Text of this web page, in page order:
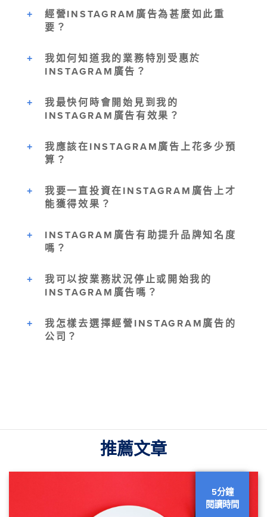
經營INSTAGRAM廣告為甚麼如此重
要？
我如何知道我的業務特別受惠於
INSTAGRAM廣告？
我最快何時會開始見到我的
INSTAGRAM廣告有效果？
我應該在INSTAGRAM廣告上花多少預
算？
我要一直投資在INSTAGRAM廣告上才
能獲得效果？
INSTAGRAM廣告有助提升品牌知名度
嗎？
我可以按業務狀況停止或開始我的
INSTAGRAM廣告嗎？
我怎樣去選擇經營INSTAGRAM廣告的
公司？
推薦文章
5分鐘
閱讀時間